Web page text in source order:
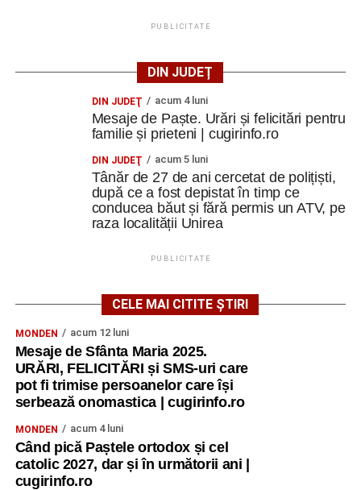
PUBLICITATE
DIN JUDEȚ
DIN JUDEŢ acum 4 luni
Mesaje de Paște. Urări și felicitări pentru
familie și prieteni | cugirinfo.ro
DIN JUDEŢ acum 5 luni
Tânăr de 27 de ani cercetat de polițiști,
după ce a fost depistat în timp ce
conducea băut și fără permis un ATV, pe
raza localității Unirea
PUBLICITATE
CELE MAI CITITE ȘTIRI
MONDEN acum 12 luni
Mesaje de Sfânta Maria 2025.
URĂRI, FELICITĂRI și SMS-uri care
pot fi trimise persoanelor care își
serbează onomastica | cugirinfo.ro
MONDEN acum 4 luni
Când pică Paștele ortodox și cel
catolic 2027, dar și în următorii ani |
cugirinfo.ro